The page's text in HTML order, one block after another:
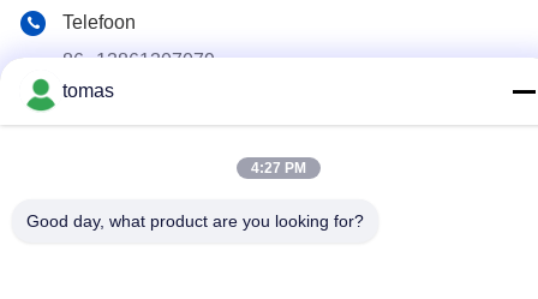
Telefoon
86--13861307079
D-526, Haye Science Park, 93# Weihe Road, Suzhou
tomas
4:27 PM
Good day, what product are you looking for?